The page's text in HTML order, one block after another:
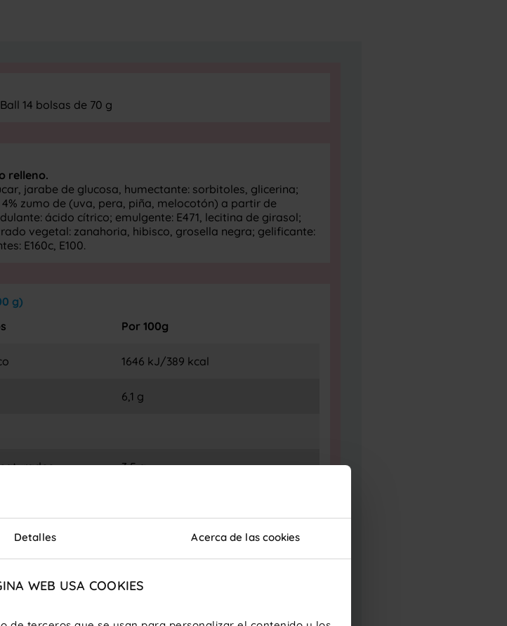
Detalles Acerca de las cookies
WEB USA COOKIES
14 bolsas de 70 g
relleno.
jarabe de glucosa, humectante: sorbitoles, glicerina;
zumo de (uva, pera, piña, melocotón) a partir de
ácido cítrico; emulgente: E471, lecitina de girasol;
vegetal: zanahoria, hibisco, grosella negra; gelificante:
E160c, E100.
g)
Por 100g
1646 kJ/389 kcal
6,1 g
3,5 g